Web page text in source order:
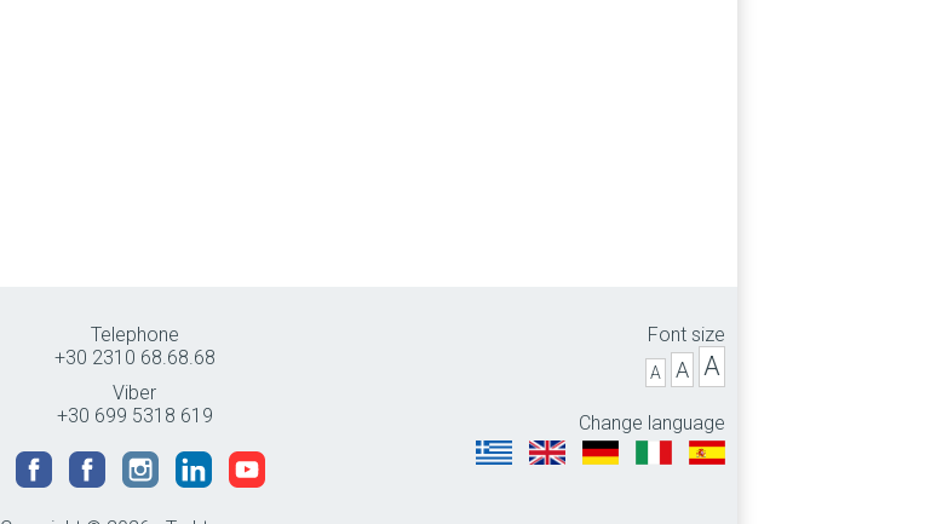
Telephone
+30 2310 68.68.68
Viber
+30 699 5318 619
Font size
A A A
Change language